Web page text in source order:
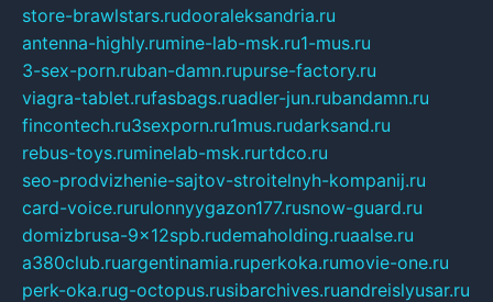
store-brawlstars.rudooraleksandria.ru
antenna-highly.rumine-lab-msk.ru1-mus.ru
3-sex-porn.ruban-damn.rupurse-factory.ru
viagra-tablet.rufasbags.ruadler-jun.rubandamn.ru
fincontech.ru3sexporn.ru1mus.rudarksand.ru
rebus-toys.ruminelab-msk.rurtdco.ru
seo-prodvizhenie-sajtov-stroitelnyh-kompanij.ru
card-voice.rurulonnyygazon177.rusnow-guard.ru
domizbrusa-9x12spb.rudemaholding.ruaalse.ru
a380club.ruargentinamia.ruperkoka.rumovie-one.ru
perk-oka.rug-octopus.rusibarchives.ruandreislyusar.ru